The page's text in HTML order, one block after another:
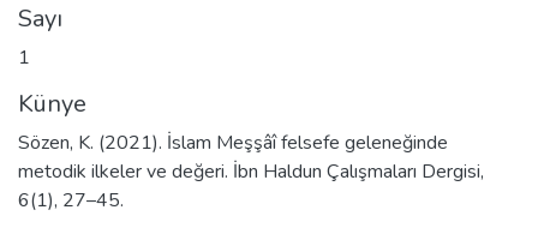
Sayı
1
Künye
Sözen, K. (2021). İslam Meşşâî felsefe geleneğinde
metodik ilkeler ve değeri. İbn Haldun Çalışmaları Dergisi,
6(1), 27–45.